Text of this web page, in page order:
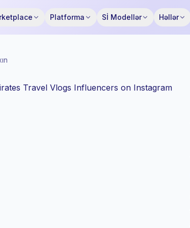
Platforma Sİ Modellər Həllər